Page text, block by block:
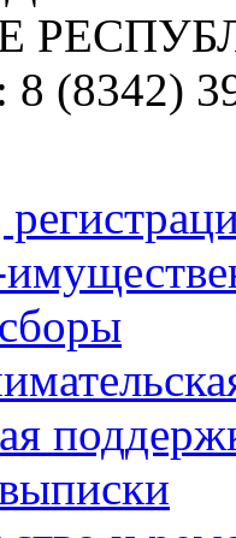
8 (8342)